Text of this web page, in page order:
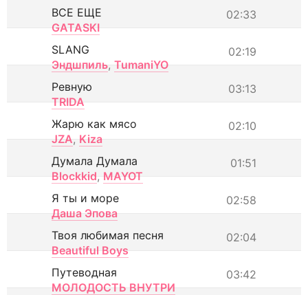
02:33
ВСЕ ЕЩЕ
GATASKI
02:19
SLANG
Эндшпиль, TumaniYO
03:13
Ревную
TRIDA
02:10
Жарю как мясо
JZA, Kiza
01:51
Думала Думала
Blockkid, MAYOT
02:58
Я ты и море
Даша Эпова
02:04
Твоя любимая песня
Beautiful Boys
03:42
Путеводная
МОЛОДОСТЬ ВНУТРИ